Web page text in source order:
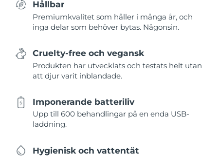
Hållbar
Premiumkvalitet som håller i många år, och
inga delar som behöver bytas. Någonsin.
Cruelty-free och vegansk
Produkten har utvecklats och testats helt utan
att djur varit inblandade.
Imponerande batteriliv
Upp till 600 behandlingar på en enda USB-
laddning.
Hygienisk och vattentät